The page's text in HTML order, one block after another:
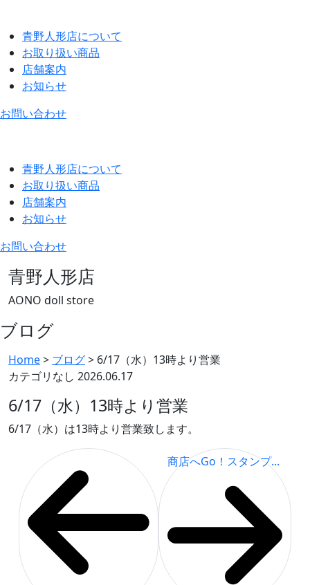
青野人形店について
お取り扱い商品
店舗案内
お知らせ
お問い合わせ
青野人形店について
お取り扱い商品
店舗案内
お知らせ
お問い合わせ
青野人形店
AONO doll store
ブログ
Home> ブログ> 6/17（水）13時より営業
カテゴリなし 2026.06.17
6/17（水）13時より営業
6/17（水）は13時より営業致します。
商店へGo！スタンプ...